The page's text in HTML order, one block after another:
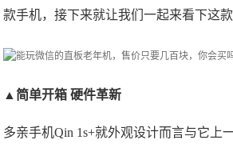
款手机，接下来就让我们一起来看下这
▲简单开箱 硬件革新
多亲手机Qin 1s+就外观设计而言与它上